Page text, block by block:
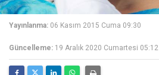
Yayınlanma: 06 Kasım 2015 Cuma 09:30
Güncelleme: 19 Aralık 2020 Cumartesi 05:12